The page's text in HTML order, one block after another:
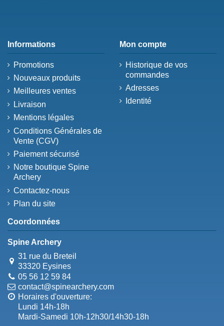
Informations
Promotions
Nouveaux produits
Meilleures ventes
Livraison
Mentions légales
Conditions Générales de
Vente (CGV)
Paiement sécurisé
Notre boutique Spine
Archery
Contactez-nous
Plan du site
Mon compte
Historique de vos
commandes
Adresses
Identité
Coordonnées
Spine Archery
31 rue du Breteil
33320 Eysines
05 56 12 59 84
contact@spinearchery.com
Horaires d'ouverture:
Lundi 14h-18h
Mardi-Samedi 10h-12h30/14h30-18h